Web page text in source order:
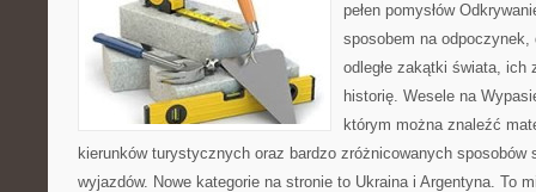
pełen pomysłów
sposobem na
odległe zakątki świata,
historię. Wesele na
którym można znaleźć
kierunków turystycznych oraz bardzo zróżnicowanych sposobów
wyjazdów. Nowe kategorie na stronie to Ukraina i Argentyna. To